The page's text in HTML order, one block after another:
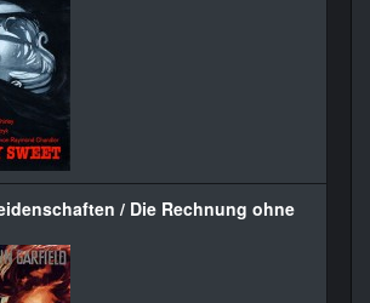
/ Die Rechnung ohne